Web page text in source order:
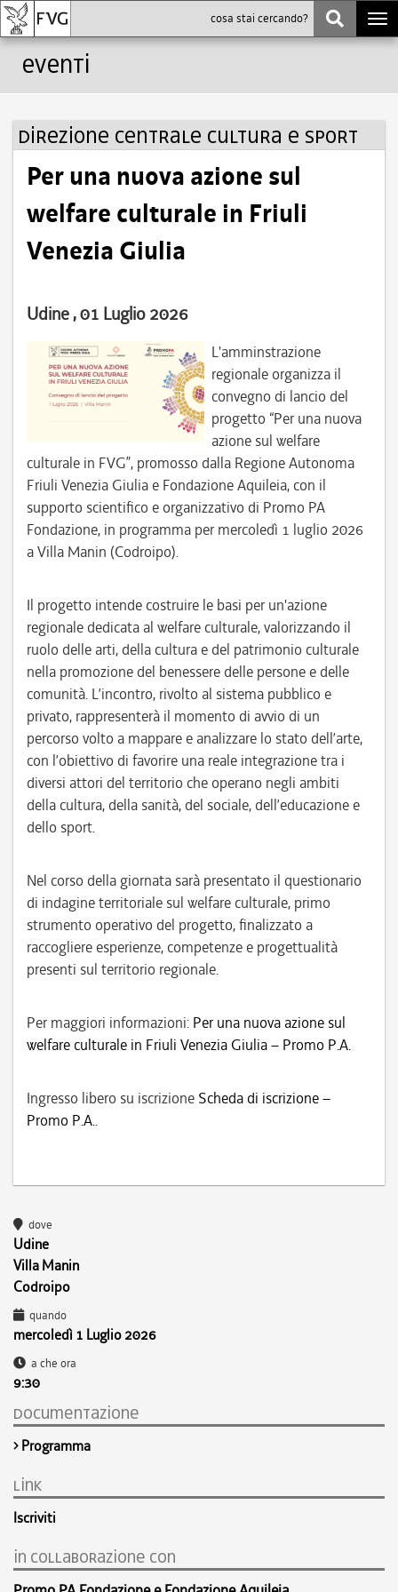
Eventi
Direzione centrale cultura e sport
Per una nuova azione sul
welfare culturale in Friuli
Venezia Giulia
Udine , 01 Luglio 2026
L'amminstrazione
regionale organizza il
convegno di lancio del
progetto “Per una nuova
azione sul welfare
culturale in FVG”, promosso dalla Regione Autonoma
Friuli Venezia Giulia e Fondazione Aquileia, con il
supporto scientifico e organizzativo di Promo PA
Fondazione, in programma per mercoledì 1 luglio 2026
a Villa Manin (Codroipo).
Il progetto intende costruire le basi per un'azione
regionale dedicata al welfare culturale, valorizzando il
ruolo delle arti, della cultura e del patrimonio culturale
nella promozione del benessere delle persone e delle
comunità. L’incontro, rivolto al sistema pubblico e
privato, rappresenterà il momento di avvio di un
percorso volto a mappare e analizzare lo stato dell’arte,
con l’obiettivo di favorire una reale integrazione tra i
diversi attori del territorio che operano negli ambiti
della cultura, della sanità, del sociale, dell’educazione e
dello sport.
Nel corso della giornata sarà presentato il questionario
di indagine territoriale sul welfare culturale, primo
strumento operativo del progetto, finalizzato a
raccogliere esperienze, competenze e progettualità
presenti sul territorio regionale.
Per maggiori informazioni: Per una nuova azione sul
welfare culturale in Friuli Venezia Giulia – Promo P.A.
Ingresso libero su iscrizione Scheda di iscrizione –
Promo P.A..
dove
Udine
Villa Manin
Codroipo
quando
mercoledì 1 Luglio 2026
a che ora
9:30
documentazione
Programma
link
Iscriviti
in collaborazione con